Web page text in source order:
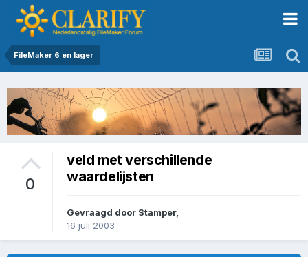
FileMaker 6 en lager
0
veld met verschillende
waardelijsten
Gevraagd door Stamper,
16 juli 2003